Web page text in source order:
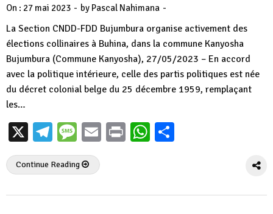
On : 27 mai 2023 - by Pascal Nahimana -
La Section CNDD-FDD Bujumbura organise activement des
élections collinaires à Buhina, dans la commune Kanyosha
Bujumbura (Commune Kanyosha), 27/05/2023 – En accord
avec la politique intérieure, celle des partis politiques est née
du décret colonial belge du 25 décembre 1959, remplaçant
les…
X Telegram
Message
EmailPrintWhatsApp
Continue Reading